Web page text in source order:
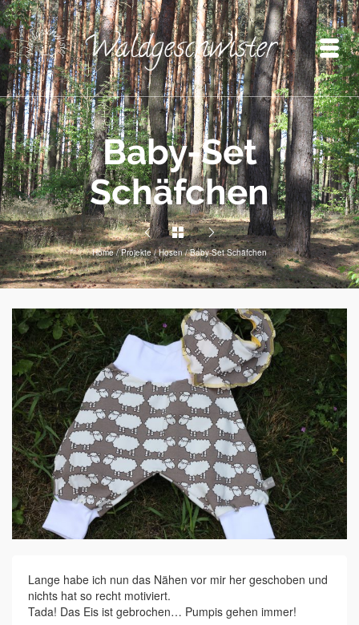
Baby-Set
Schäfchen
Home / Projekte / Hosen / Baby-Set Schäfchen
Lange habe ich nun das Nähen vor mir her geschoben und
nichts hat so recht motiviert.
Tada! Das Eis ist gebrochen… Pumpis gehen immer!